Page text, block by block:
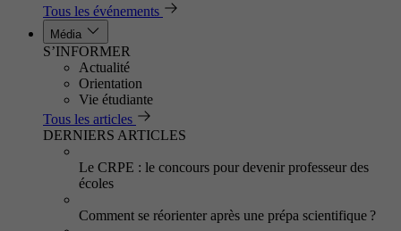
Tous les événements
Média
S’INFORMER
Actualité
Orientation
Vie étudiante
Tous les articles
DERNIERS ARTICLES
Le CRPE : le concours pour devenir professeur des
écoles
Comment se réorienter après une prépa scientifique ?